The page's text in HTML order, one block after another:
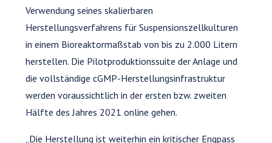
Verwendung seines skalierbaren
Herstellungsverfahrens für Suspensionszellkulturen
in einem Bioreaktormaßstab von bis zu 2.000 Litern
herstellen. Die Pilotproduktionssuite der Anlage und
die vollständige cGMP-Herstellungsinfrastruktur
werden voraussichtlich in der ersten bzw. zweiten
Hälfte des Jahres 2021 online gehen.
„Die Herstellung ist weiterhin ein kritischer Engpass